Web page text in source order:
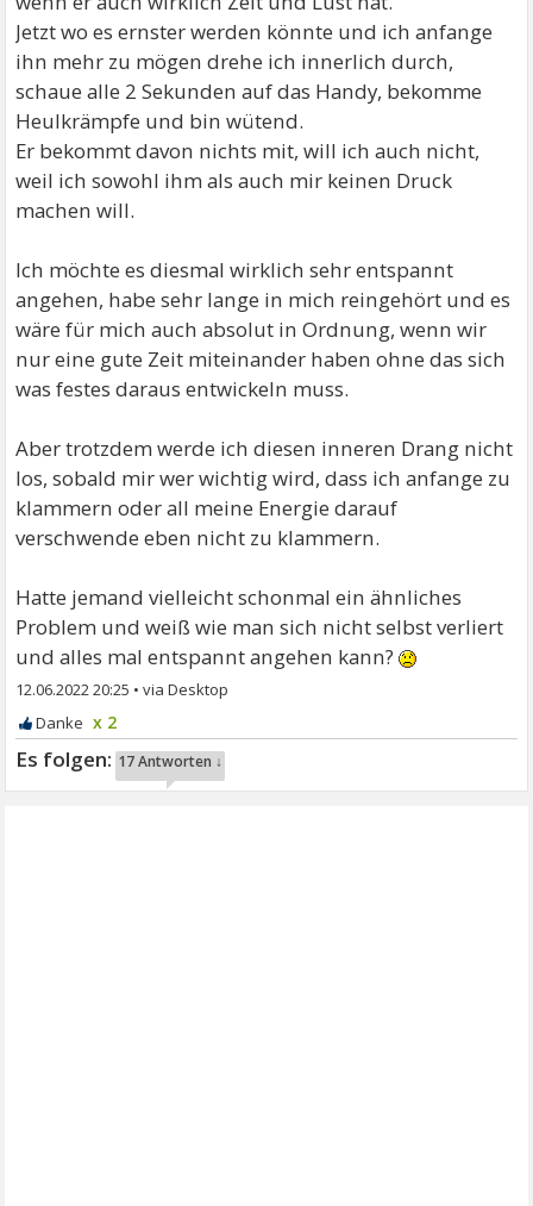
Jetzt wo es ernster werden könnte und ich anfange
ihn mehr zu mögen drehe ich innerlich durch,
schaue alle 2 Sekunden auf das Handy, bekomme
Heulkrämpfe und bin wütend.
Er bekommt davon nichts mit, will ich auch nicht,
weil ich sowohl ihm als auch mir keinen Druck
machen will.
Ich möchte es diesmal wirklich sehr entspannt
angehen, habe sehr lange in mich reingehört und es
wäre für mich auch absolut in Ordnung, wenn wir
nur eine gute Zeit miteinander haben ohne das sich
was festes daraus entwickeln muss.
Aber trotzdem werde ich diesen inneren Drang nicht
los, sobald mir wer wichtig wird, dass ich anfange zu
klammern oder all meine Energie darauf
verschwende eben nicht zu klammern.
Hatte jemand vielleicht schonmal ein ähnliches
Problem und weiß wie man sich nicht selbst verliert
und alles mal entspannt angehen kann?
12.06.2022 20:25 •
x 2
17 Antworten ↓